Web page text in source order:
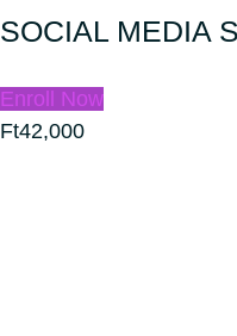
SOCIAL MEDIA
Enroll Now
Ft42,000